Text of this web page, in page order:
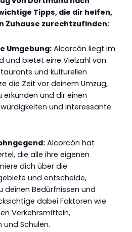
Tipps, die dir helfen,
Zuhause zurechtzufinden:
Umgebung: Alcorcón liegt im
und bietet eine Vielzahl von
und kulturellen
die Zeit vor deinem Umzug,
und dir einen
und interessante
Alcorcón hat
die alle ihre eigenen
dich über die
und entscheide,
deinen Bedürfnissen und
dabei Faktoren wie
Verkehrsmitteln,
und Schulen.